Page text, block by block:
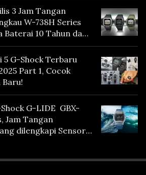
3 Jam Tangan
W-738H Series
Baterai 10 Tahun dan
5 G-Shock Terbaru
Part 1, Cocok
G-LIDE GBX-
Jam Tangan
dilengkapi Sensor